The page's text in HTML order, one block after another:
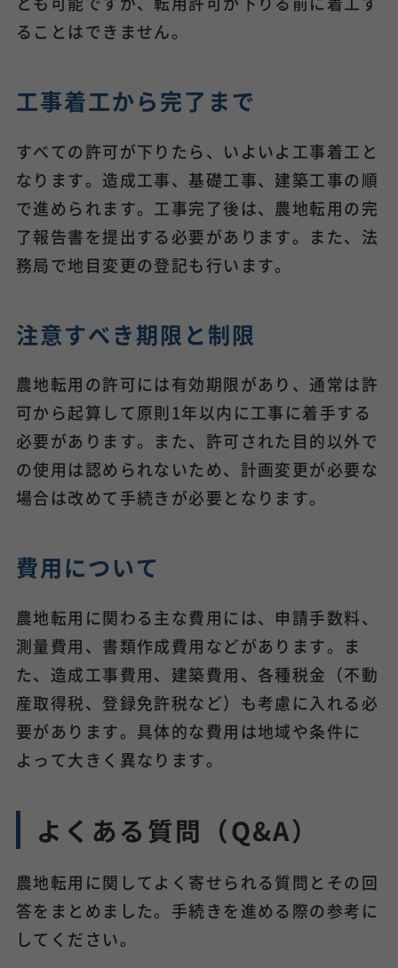
ることはできません。
工事着工から完了まで
すべての許可が下りたら、いよいよ工事着工と
なります。造成工事、基礎工事、建築工事の順
で進められます。工事完了後は、農地転用の完
了報告書を提出する必要があります。また、法
務局で地目変更の登記も行います。
注意すべき期限と制限
農地転用の許可には有効期限があり、通常は許
可から起算して原則1年以内に工事に着手する
必要があります。また、許可された目的以外で
の使用は認められないため、計画変更が必要な
場合は改めて手続きが必要となります。
費用について
農地転用に関わる主な費用には、申請手数料、
測量費用、書類作成費用などがあります。ま
た、造成工事費用、建築費用、各種税金（不動
産取得税、登録免許税など）も考慮に入れる必
要があります。具体的な費用は地域や条件に
よって大きく異なります。
よくある質問（Q&A）
農地転用に関してよく寄せられる質問とその回
答をまとめました。手続きを進める際の参考に
してください。